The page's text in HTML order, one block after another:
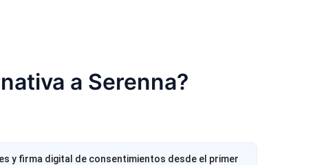
a Serenna?
y firma digital de consentimientos desde el primer